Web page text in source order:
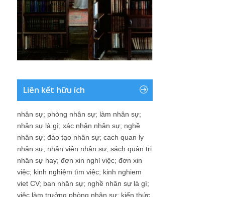
Liên kết hữu ích
nhân sự; phòng nhân sự; làm nhân sự;
nhân sự là gì; xác nhận nhân sự; nghề
nhân sự; đào tạo nhân sự; cach quan ly
nhân sự; nhân viên nhân sự; sách quản trị
nhân sự hay; đơn xin nghỉ việc; đơn xin
việc; kinh nghiệm tìm việc; kinh nghiem
viet CV; ban nhân sự; nghề nhân sự là gì;
việc làm trưởng phòng nhân sự; kiến thức